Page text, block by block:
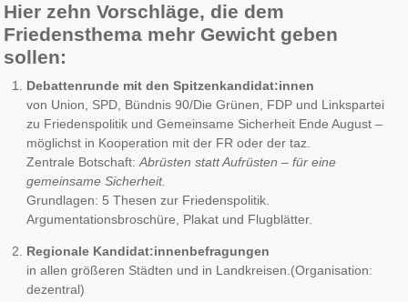
Hier zehn Vorschläge, die dem
Friedensthema mehr Gewicht geben
sollen:
Debattenrunde mit den Spitzenkandidat:innen
von Union, SPD, Bündnis 90/Die Grünen, FDP und Linkspartei
zu Friedenspolitik und Gemeinsame Sicherheit Ende August –
möglichst in Kooperation mit der FR oder der taz.
Zentrale Botschaft: Abrüsten statt Aufrüsten – für eine
gemeinsame Sicherheit.
Grundlagen: 5 Thesen zur Friedenspolitik.
Argumentationsbroschüre, Plakat und Flugblätter.
Regionale Kandidat:innenbefragungen
in allen größeren Städten und in Landkreisen.(Organisation:
dezentral)